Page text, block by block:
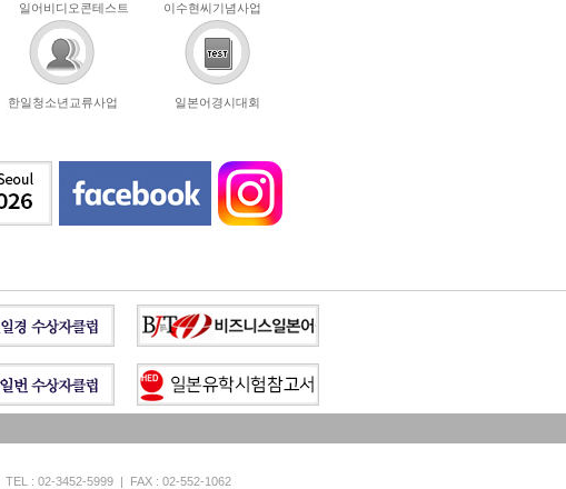
일어비디오콘테스트 이수현씨기념사업
한일청소년교류사업 일본어경시대회
: 02-3452-5999 | FAX : 02-552-1062